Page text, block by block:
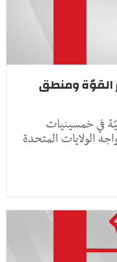
القوّة ومنطق
في خمسينيات
الولايات المتحدة